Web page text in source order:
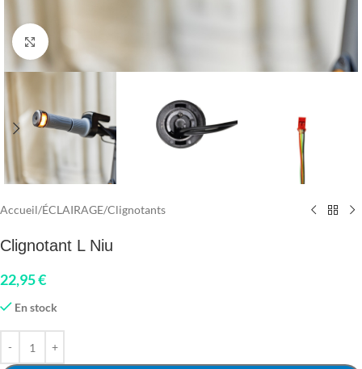
Click to enlarge
Accueil/ÉCLAIRAGE/Clignotants
Clignotant L Niu
22,95€
En stock